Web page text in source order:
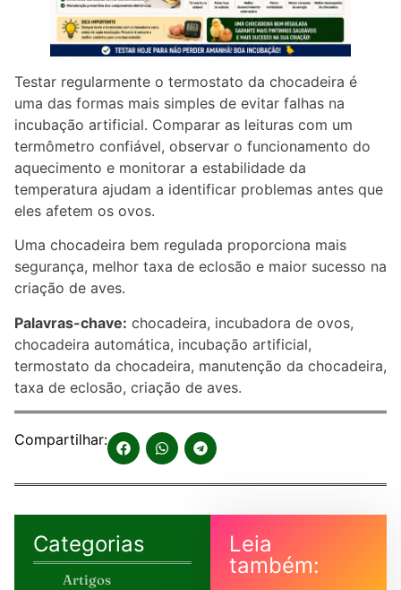
Testar regularmente o termostato da chocadeira é
uma das formas mais simples de evitar falhas na
incubação artificial. Comparar as leituras com um
termômetro confiável, observar o funcionamento do
aquecimento e monitorar a estabilidade da
temperatura ajudam a identificar problemas antes que
eles afetem os ovos.
Uma chocadeira bem regulada proporciona mais
segurança, melhor taxa de eclosão e maior sucesso na
criação de aves.
Palavras-chave: chocadeira, incubadora de ovos,
chocadeira automática, incubação artificial,
termostato da chocadeira, manutenção da chocadeira,
taxa de eclosão, criação de aves.
Compartilhar:
Categorias
Artigos
Leia
também: